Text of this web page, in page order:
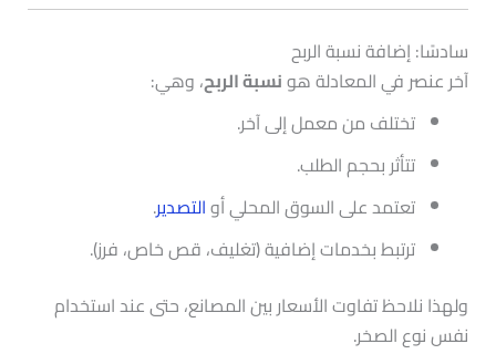
سادسًا: إضافة نسبة الربح
آخر عنصر في المعادلة هونسبة الربح، وهي:
تختلف من معمل إلى آخر.
تتأثر بحجم الطلب.
تعتمد على السوق المحلي أوالتصدير.
ترتبط بخدمات إضافية (تغليف، قص خاص، فرز).
ولهذا نلاحظ تفاوت الأسعار بين المصانع، حتى عند استخدام
نفس نوع الصخر.